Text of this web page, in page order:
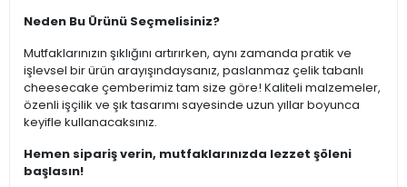
Neden Bu Ürünü Seçmelisiniz?
Mutfaklarınızın şıklığını artırırken, aynı zamanda pratik ve
işlevsel bir ürün arayışındaysanız, paslanmaz çelik tabanlı
cheesecake çemberimiz tam size göre! Kaliteli malzemeler,
özenli işçilik ve şık tasarımı sayesinde uzun yıllar boyunca
keyifle kullanacaksınız.
Hemen sipariş verin, mutfaklarınızda lezzet şöleni
başlasın!